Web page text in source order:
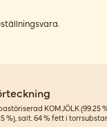
KOMJÖLK (99.25
%), salt. 64 % fett i